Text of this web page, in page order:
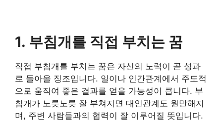
1. 부침개를 직접 부치는 꿈
직접 부침개를 부치는 꿈은 자신의 노력이 곧 성과
로 돌아올 징조입니다. 일이나 인간관계에서 주도적
으로 움직여 좋은 결과를 얻을 가능성이 큽니다. 부
침개가 노릇노릇 잘 부쳐지면 대인관계도 원만해지
며, 주변 사람들과의 협력이 잘 이루어질 뜻입니다.